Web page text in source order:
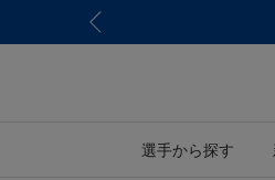
選手から探す